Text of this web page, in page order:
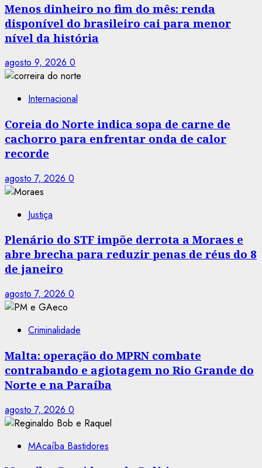
Menos dinheiro no fim do mês: renda
disponível do brasileiro cai para menor
nível da história
agosto 9, 2026 0
Internacional
Coreia do Norte indica sopa de carne de
cachorro para enfrentar onda de calor
recorde
agosto 7, 2026 0
Justiça
Plenário do STF impõe derrota a Moraes e
abre brecha para reduzir penas de réus do 8
de janeiro
agosto 7, 2026 0
Criminalidade
Malta: operação do MPRN combate
contrabando e agiotagem no Rio Grande do
Norte e na Paraíba
agosto 7, 2026 0
MAcaíba Bastidores